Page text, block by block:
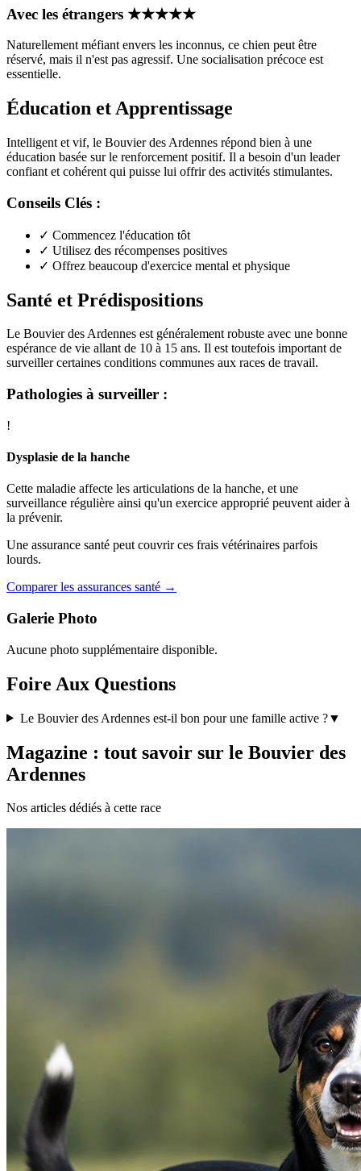
Avec les étrangers ★★★★★
Naturellement méfiant envers les inconnus, ce chien peut être
réservé, mais il n'est pas agressif. Une socialisation précoce est
essentielle.
Éducation et Apprentissage
Intelligent et vif, le Bouvier des Ardennes répond bien à une
éducation basée sur le renforcement positif. Il a besoin d'un leader
confiant et cohérent qui puisse lui offrir des activités stimulantes.
Conseils Clés :
✓ Commencez l'éducation tôt
✓ Utilisez des récompenses positives
✓ Offrez beaucoup d'exercice mental et physique
Santé et Prédispositions
Le Bouvier des Ardennes est généralement robuste avec une bonne
espérance de vie allant de 10 à 15 ans. Il est toutefois important de
surveiller certaines conditions communes aux races de travail.
Pathologies à surveiller :
!
Dysplasie de la hanche
Cette maladie affecte les articulations de la hanche, et une
surveillance régulière ainsi qu'un exercice approprié peuvent aider à
la prévenir.
Une assurance santé peut couvrir ces frais vétérinaires parfois
lourds.
Comparer les assurances santé →
Galerie Photo
Aucune photo supplémentaire disponible.
Foire Aux Questions
Le Bouvier des Ardennes est-il bon pour une famille active ?▼
Magazine : tout savoir sur le Bouvier des
Ardennes
Nos articles dédiés à cette race